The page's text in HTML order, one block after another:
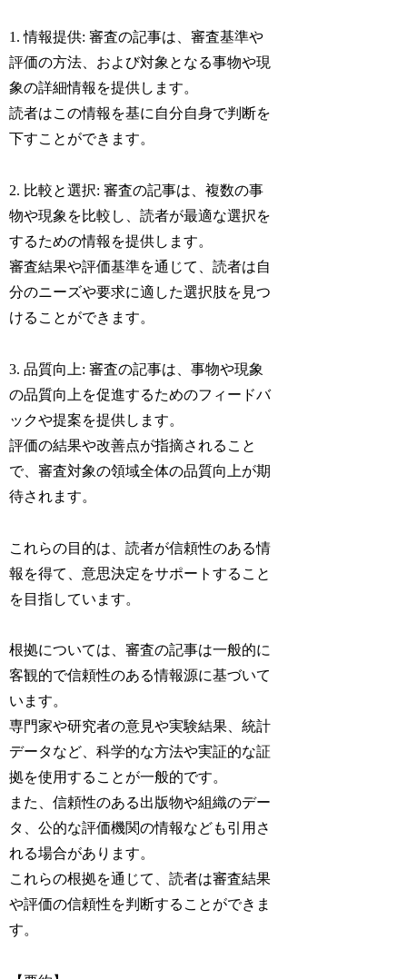
1. 情報提供: 審査の記事は、審査基準や
評価の方法、および対象となる事物や現
象の詳細情報を提供します。
読者はこの情報を基に自分自身で判断を
下すことができます。
2. 比較と選択: 審査の記事は、複数の事
物や現象を比較し、読者が最適な選択を
するための情報を提供します。
審査結果や評価基準を通じて、読者は自
分のニーズや要求に適した選択肢を見つ
けることができます。
3. 品質向上: 審査の記事は、事物や現象
の品質向上を促進するためのフィードバ
ックや提案を提供します。
評価の結果や改善点が指摘されること
で、審査対象の領域全体の品質向上が期
待されます。
これらの目的は、読者が信頼性のある情
報を得て、意思決定をサポートすること
を目指しています。
根拠については、審査の記事は一般的に
客観的で信頼性のある情報源に基づいて
います。
専門家や研究者の意見や実験結果、統計
データなど、科学的な方法や実証的な証
拠を使用することが一般的です。
また、信頼性のある出版物や組織のデー
タ、公的な評価機関の情報なども引用さ
れる場合があります。
これらの根拠を通じて、読者は審査結果
や評価の信頼性を判断することができま
す。